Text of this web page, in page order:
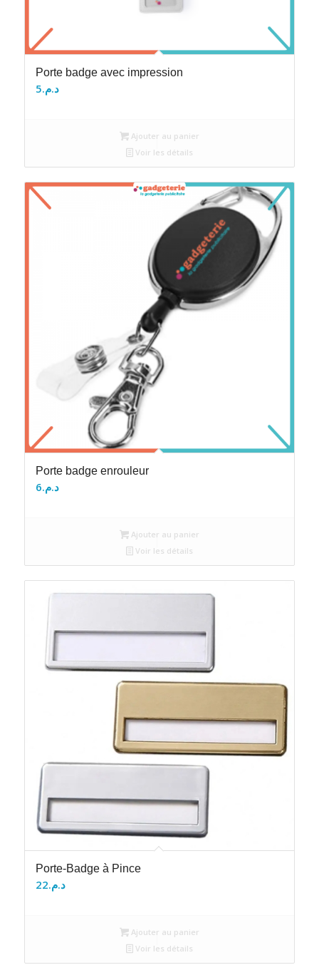
Porte badge avec impression
د.م.5
Ajouter au panier
Voir les détails
Porte badge enrouleur
د.م.6
Ajouter au panier
Voir les détails
Porte-Badge à Pince
د.م.22
Ajouter au panier
Voir les détails